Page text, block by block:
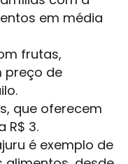
em média
frutas,
preço de
que oferecem
R$ 3.
é exemplo de